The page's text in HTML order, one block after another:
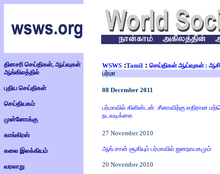
தினசரி செய்திகள், ஆய்வுகள்
ஆங்கிலத்தில்
புதிய செய்திகள்
செய்தியகம்
முன்னோக்கு
காங்கிரஸ்
கலை இலக்கியம்
வரலாறு
WSWS :Tamil : செய்திகள் ஆய்வுகள் :
பர்மா
08 December 2011
பர்மாவில் கிளின்டன்: சீனாவிற்கு எதிரான
நடவடிக்கை
27 November 2010
ஆங் சான் சூகியும் பர்மாவில் ஜனநாயகமும்
20 November 2010